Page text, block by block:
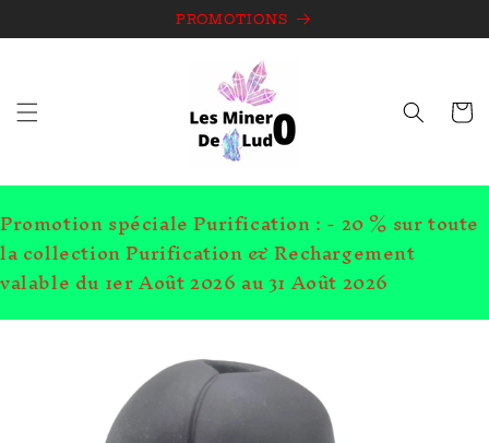
au
PROMOTIONS
Panier
Promotion spéciale Purification : - 20 % sur toute
la collection Purification & Rechargement
valable du 1er Août 2026 au 31 Août 2026